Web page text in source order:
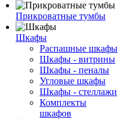
Прикроватные тумбы
Шкафы
Распашные шкафы
Шкафы - витрины
Шкафы - пеналы
Угловые шкафы
Шкафы - стеллажи
Комплекты
шкафов